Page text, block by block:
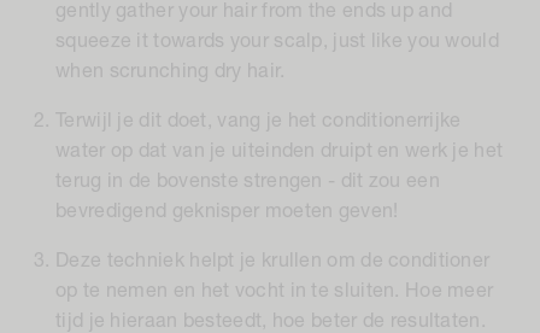
gently gather your hair from the ends up and
squeeze it towards your scalp, just like you would
when scrunching dry hair.
Terwijl je dit doet, vang je het conditionerrijke
water op dat van je uiteinden druipt en werk je het
terug in de bovenste strengen - dit zou een
bevredigend geknisper moeten geven!
Deze techniek helpt je krullen om de conditioner
op te nemen en het vocht in te sluiten. Hoe meer
tijd je hieraan besteedt, hoe beter de resultaten.